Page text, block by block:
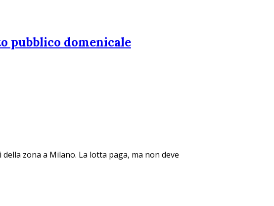
pubblico domenicale
zona a Milano. La lotta paga, ma non deve